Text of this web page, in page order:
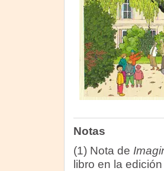
Notas
(1) Nota de
libro en la